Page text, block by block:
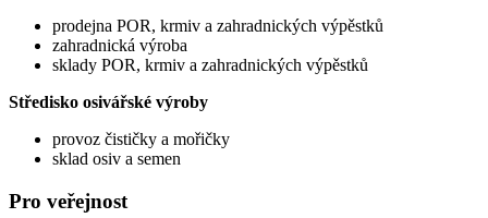
prodejna POR, krmiv a zahradnických výpěstků
zahradnická výroba
sklady POR, krmiv a zahradnických výpěstků
Středisko osivářské výroby
provoz čističky a mořičky
sklad osiv a semen
Pro veřejnost